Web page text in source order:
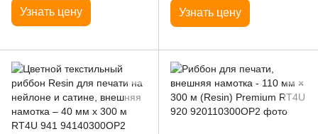
Узнать цену Узнать цену